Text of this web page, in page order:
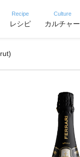
Recipe
レシピ
Culture
カルチャー